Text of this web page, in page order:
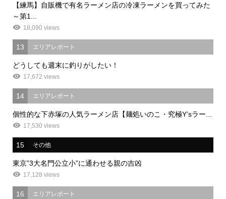
【練馬】自販機で有名ラーメン店の冷凍ラーメンを買ってみた
～第1...
18,090 views
13 エリアレポート
どうしても週末に釣りがしたい！
17,672 views
14 エリアレポート
個性的な下赤塚の人気ラーメン店【麺処いのこ・究極Y’sラー...
17,530 views
15 その他
東京”3大名門公立小”に通わせる親の吉凶
17,128 views
16 エリアレポート